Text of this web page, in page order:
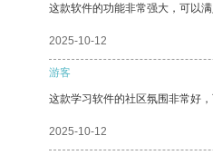
这款软件的功能非常强大，可以满
2025-10-12
游客
这款学习软件的社区氛围非常好
2025-10-12